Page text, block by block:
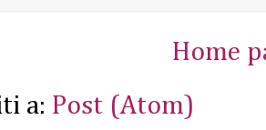
Home
a: Post (Atom)